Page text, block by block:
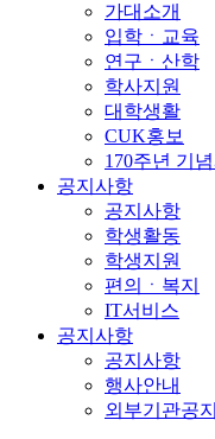
가대소개
입학ㆍ교육
연구ㆍ산학
학사지원
대학생활
CUK홍보
170주년 기
공지사항
공지사항
학생활동
학생지원
편의ㆍ복지
IT서비스
공지사항
공지사항
행사안내
외부기관공지